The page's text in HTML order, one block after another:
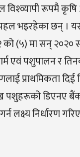
विश्व्यापी रूपमै
भइरहेका छन् ।
को (५) मा सन् २०२०
एवं पशुपालन र
प्राथमिकता दिई
पशुहरूको डिएनए
लक्ष्य निर्धारण